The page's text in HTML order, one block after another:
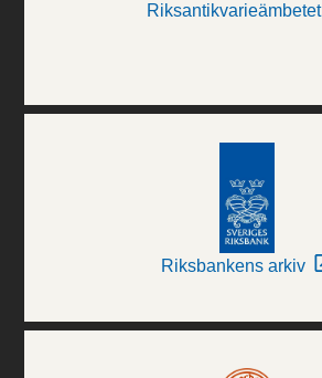
Riksantikvarieämbetet
Riksbankens arkiv